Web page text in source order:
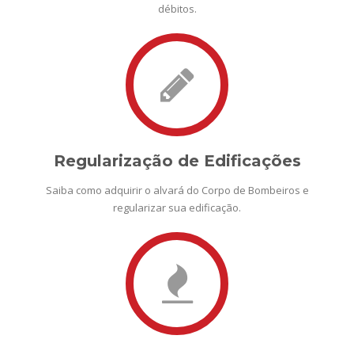
débitos.
Regularização de Edificações
Saiba como adquirir o alvará do Corpo de Bombeiros e
regularizar sua edificação.